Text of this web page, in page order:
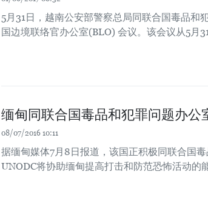
5月31日，越南公安部警察总局同联合国毒品和
国边境联络官办公室(BLO) 会议。该会议从5月
缅甸同联合国毒品和犯罪问题办公
08/07/2016 10:11
据缅甸媒体7月8日报道，该国正积极同联合国
UNODC将协助缅甸提高打击和防范恐怖活动的能